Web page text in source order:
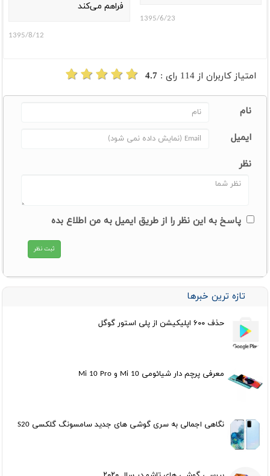
1395/6/23
فراهم می‌کند
1395/8/12
امتیاز کاربران از 114 رای : 4.7
نام
ایمیل
نظر
پاسخ به این نظر را از طریق ایمیل به من اطلاع بده
تازه ترین خبرها
حذف ۶۰۰ اپلیکیشن از پلی استور گوگل
معرفی پرچم دار شیائومی Mi 10 و Mi 10 Pro
نگاهی اجمالی به سری گوشی های جدید سامسونگ گلکسی S20